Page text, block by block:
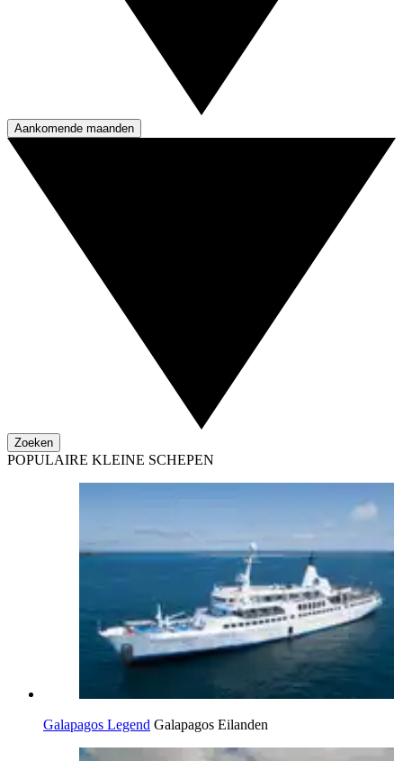
Aankomende maanden
Zoeken
POPULAIRE KLEINE SCHEPEN
Galapagos Legend Galapagos Eilanden